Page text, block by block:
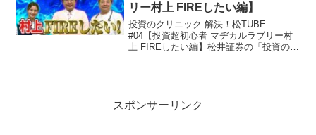
リー村上 FIREしたい編】
投資のクリニック 解決！松TUBE
#04【投資超初心者 マヂカルラブリー村
上 FIREしたい編】松井証券の「投資のク
スポンサーリンク